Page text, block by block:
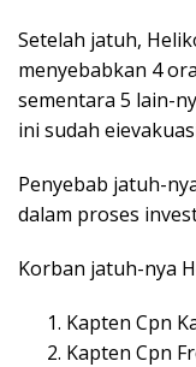
Setelah jatuh,
menyebabkan 4
sementara 5 lain-
ini sudah
Penyebab jatuh-
dalam proses
Korban jatuh-nya
Kapten Cpn
Kapten Cpn